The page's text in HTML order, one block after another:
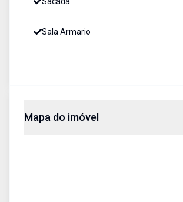
Sala Armario
Mapa do imóvel